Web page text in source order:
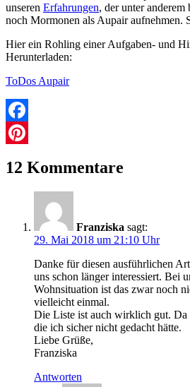
unseren Erfahrungen, der unter
noch Mormonen als Aupair aufnehmen.
Hier ein Rohling einer Aufgaben- und
Herunterladen:
ToDos Aupair
Facebook
GastfamilieAuPair
in
Aupairkosten
12 Kommentare
Franziska sagt:
29. Mai 2018 um 21:10 Uhr
Danke für diesen ausführlichen
uns schon länger interessiert. Bei
Wohnsituation ist das zwar noch
vielleicht einmal.
Die Liste ist auch wirklich gut.
die ich sicher nicht gedacht hätte.
Liebe Grüße,
Franziska
Antworten